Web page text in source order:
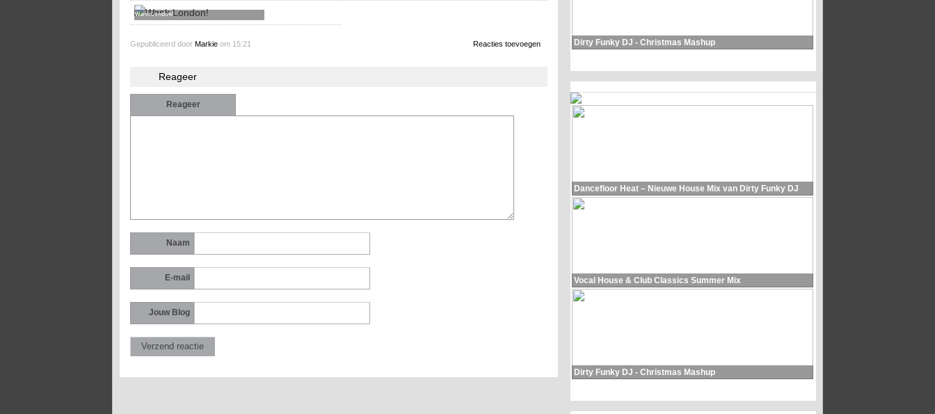
Wank London!
Gepubliceerd door Markie om 15:21 Reacties toevoegen
Reageer
Reageer
Naam
E-mail
Jouw Blog
Dirty Funky DJ - Christmas Mashup
Dancefloor Heat – Nieuwe House Mix van Dirty Funky DJ
Vocal House & Club Classics Summer Mix
Dirty Funky DJ - Christmas Mashup